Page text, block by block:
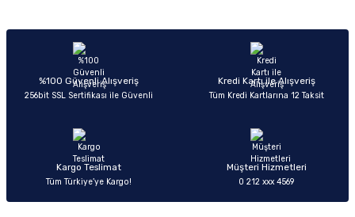
Ürün açıklamasında eksik bilgiler bulunuyor.
Ürün bilgilerinde hatalar bulunuyor.
Ürün fiyatı diğer sitelerden daha pahalı.
Sitemize ilk yorumu siz yapın!
%100 Güvenli Alışveriş
256bit SSL Sertifikası ile Güvenli
Kredi Kartı ile Alışveriş
Tüm Kredi Kartlarına 12 Taksit
Kargo Teslimat
Tüm Türkiye’ye Kargo!
Müşteri Hizmetleri
0 212 xxx 4569